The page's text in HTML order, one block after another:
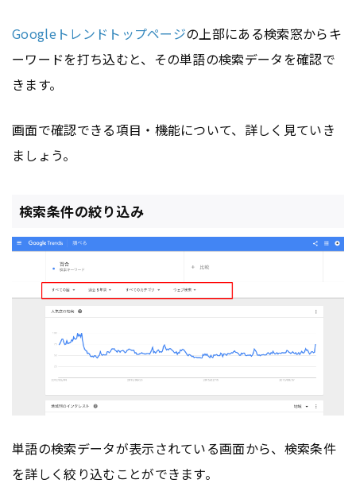
Googleトレンドトップページの上部にある検索窓からキ
ーワードを打ち込むと、その単語の検索データを確認で
きます。
画面で確認できる項目・機能について、詳しく見ていき
ましょう。
検索条件の絞り込み
単語の検索データが表示されている画面から、検索条件
を詳しく絞り込むことができます。